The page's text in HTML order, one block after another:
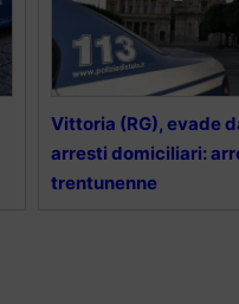
Vittoria (RG), evade
arresti domiciliari:
trentunenne